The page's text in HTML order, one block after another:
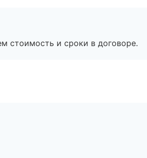
стоимость и сроки в договоре.